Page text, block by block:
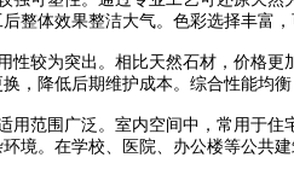
整体效果整洁大气。色彩选择丰富
性较为突出。相比天然石材，价格
，降低后期维护成本。综合性能均
用范围广泛。室内空间中，常用于
境。在学校、医院、办公楼等公共